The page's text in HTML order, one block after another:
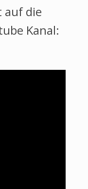
auf die
Kanal: